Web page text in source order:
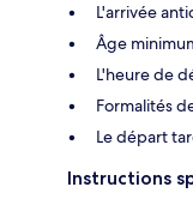
L'arrivée
Âge
L'heure de
Formalités
Le départ
Instructions